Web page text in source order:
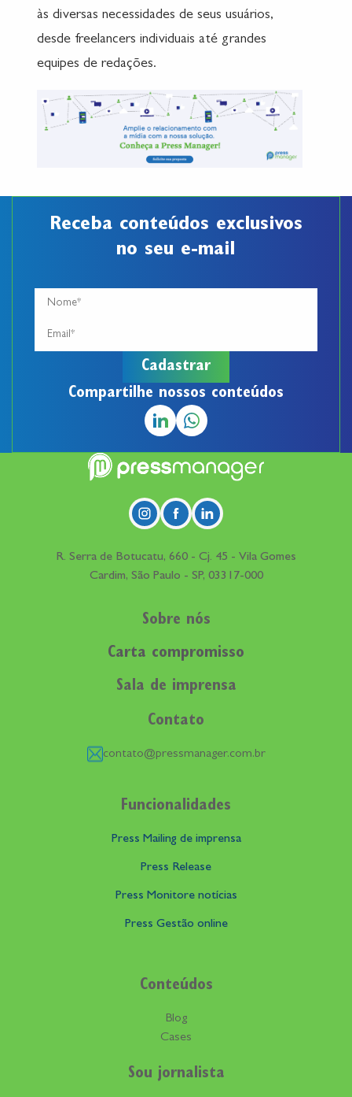
às diversas necessidades de seus usuários,
desde freelancers individuais até grandes
equipes de redações.
Receba conteúdos exclusivos
no seu e-mail
Compartilhe nossos conteúdos
R. Serra de Botucatu, 660 - Cj. 45 - Vila Gomes
Cardim, São Paulo - SP, 03317-000
Sobre nós
Carta compromisso
Sala de imprensa
Contato
contato@pressmanager.com.br
Funcionalidades
Press Mailing de imprensa
Press Release
Press Monitore notícias
Press Gestão online
Conteúdos
Blog
Cases
Sou jornalista